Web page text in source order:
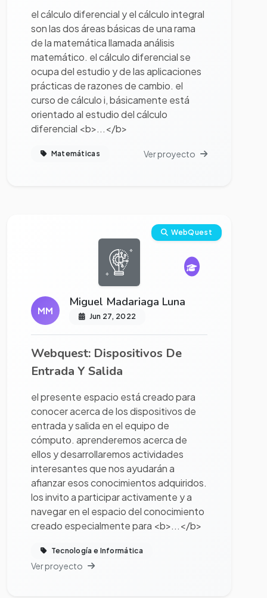
el cálculo diferencial y el cálculo integral
son las dos áreas básicas de una rama
de la matemática llamada análisis
matemático. el cálculo diferencial se
ocupa del estudio y de las aplicaciones
prácticas de razones de cambio. el
curso de cálculo i, básicamente está
orientado al estudio del cálculo
diferencial <b>...</b>
Matemáticas Ver proyecto
WebQuest
MM
Miguel Madariaga Luna
Jun 27, 2022
Webquest: Dispositivos De
Entrada Y Salida
el presente espacio está creado para
conocer acerca de los dispositivos de
entrada y salida en el equipo de
cómputo. aprenderemos acerca de
ellos y desarrollaremos actividades
interesantes que nos ayudarán a
afianzar esos conocimientos adquiridos.
los invito a participar activamente y a
navegar en el espacio del conocimiento
creado especialmente para <b>...</b>
Tecnología e Informática
Ver proyecto